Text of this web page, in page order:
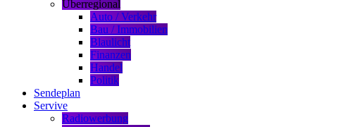
Überregional
Auto / Verkehr
Bau / Immobilien
Blaulicht
Finanzen
Handel
Politik
Sendeplan
Servive
Radiowerbung